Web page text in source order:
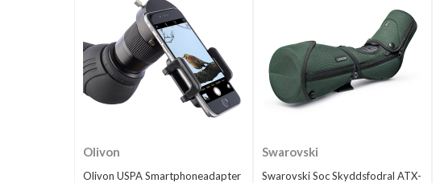
Olivon
Olivon USPA Smartphoneadapter
Swarovski
Swarovski Soc Skyddsfodral ATX-